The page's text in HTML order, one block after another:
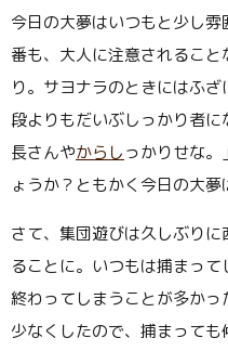
今日の大夢はいつもと少し
番も、大人に注意されるこ
り。サヨナラのときにはふ
段よりもだいぶしっかり者
長さんやからしっかりせな
ょうか？ともかく今日の大
さて、集団遊びは久しぶり
ることに。いつもは捕まっ
終わってしまうことが多か
少なくしたので、捕まって